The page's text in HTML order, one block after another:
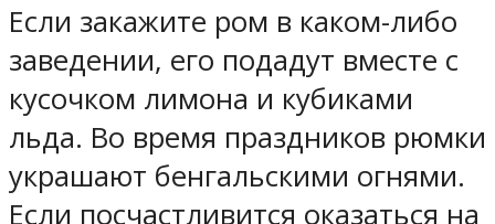
Если закажите ром в каком-либо
заведении, его подадут вместе с
кусочком лимона и кубиками
льда. Во время праздников рюмки
украшают бенгальскими огнями.
Если посчастливится оказаться на